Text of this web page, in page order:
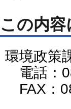
この内
環境政
電話：
FAX：